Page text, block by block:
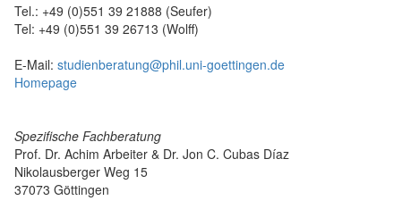
Tel.: +49 (0)551 39 21888 (Seufer)
Tel: +49 (0)551 39 26713 (Wolff)
E-Mail: studienberatung@phil.uni-goettingen.de
Homepage
Spezifische Fachberatung
Prof. Dr. Achim Arbeiter & Dr. Jon C. Cubas Díaz
Nikolausberger Weg 15
37073 Göttingen